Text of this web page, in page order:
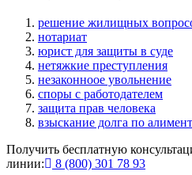
решение жилищных
нотариат
юрист для защиты в суде
нетяжкие преступления
незаконноое увольнение
споры с работодателем
защита прав человека
взыскание долга по
Получить бесплатную
линии:
8 (800) 301 78 93